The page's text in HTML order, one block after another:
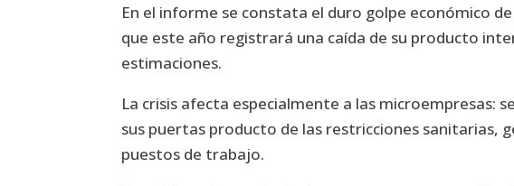
En el informe se constata el duro golpe económico
que este año registrará una caída de su producto
estimaciones.
La crisis afecta especialmente a las microempresas:
sus puertas producto de las restricciones sanitarias,
puestos de trabajo.